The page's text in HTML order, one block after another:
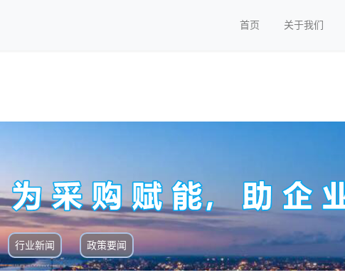
首页 关于我们
行业新闻 政策要闻